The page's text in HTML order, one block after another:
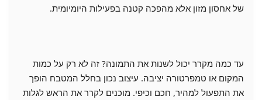
של אחסון מזון אלא מהפכה קטנה בפעילות היומיומית.
עד כמה מקרר יכול לשנות את התמונה? זה לא רק על כמות
המקום או טמפרטורה יציבה. עיצוב נכון בחלל המטבח הופך
את התפעול למהיר, חכם וכיפי. מוכנים לקרר את הראש לגלות